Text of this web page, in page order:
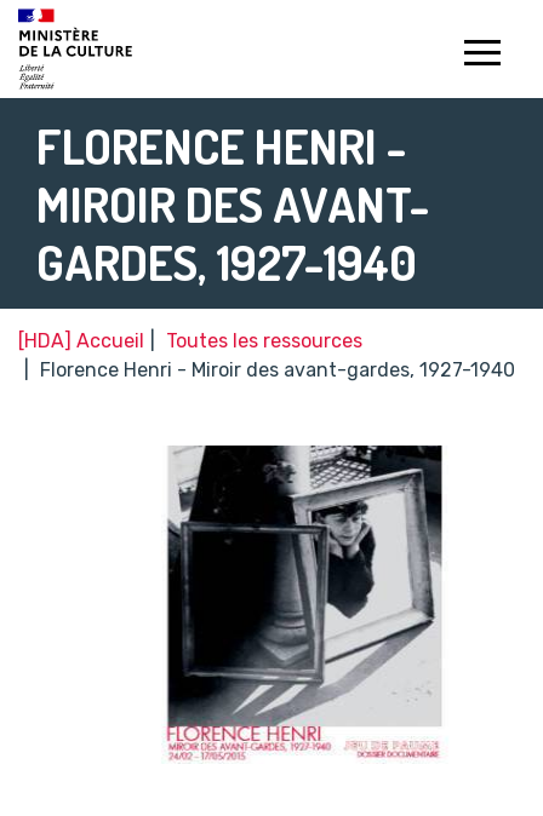
FLORENCE HENRI -
MIROIR DES AVANT-
GARDES, 1927-1940
[HDA] Accueil
Toutes les ressources
Florence Henri - Miroir des avant-gardes, 1927-1940
Gestion de vos préférences sur les témoins de connexion